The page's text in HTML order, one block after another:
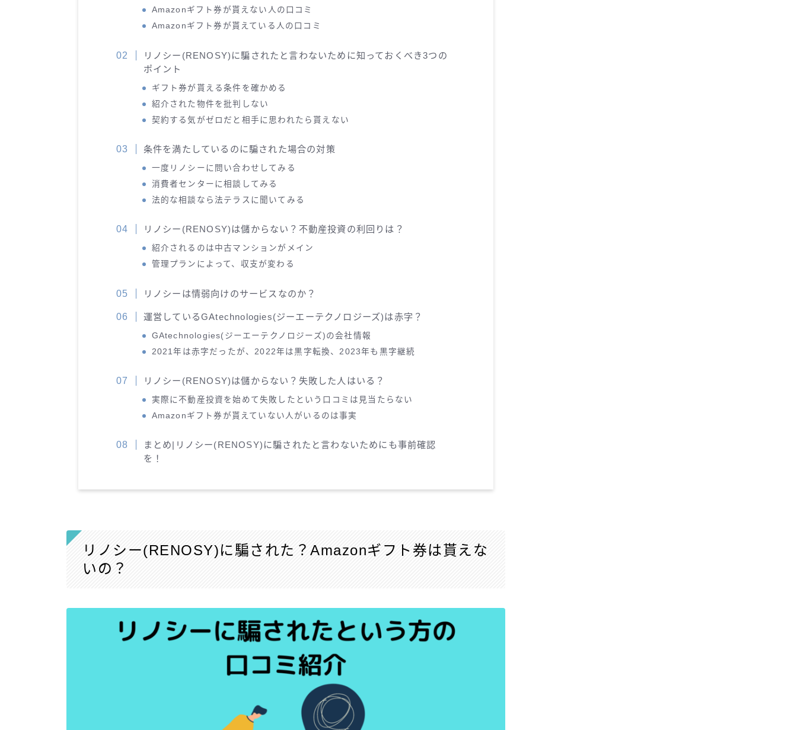
Amazonギフト券が貰えない人の口コミ
Amazonギフト券が貰えている人の口コミ
リノシー(RENOSY)に騙されたと言わないために知っておくべき3つの
ポイント
ギフト券が貰える条件を確かめる
紹介された物件を批判しない
契約する気がゼロだと相手に思われたら貰えない
条件を満たしているのに騙された場合の対策
一度リノシーに問い合わせしてみる
消費者センターに相談してみる
法的な相談なら法テラスに聞いてみる
リノシー(RENOSY)は儲からない？不動産投資の利回りは？
紹介されるのは中古マンションがメイン
管理プランによって、収支が変わる
リノシーは情弱向けのサービスなのか？
運営しているGAtechnologies(ジーエーテクノロジーズ)は赤字？
GAtechnologies(ジーエーテクノロジーズ)の会社情報
2021年は赤字だったが、2022年は黒字転換、2023年も黒字継続
リノシー(RENOSY)は儲からない？失敗した人はいる？
実際に不動産投資を始めて失敗したという口コミは見当たらない
Amazonギフト券が貰えていない人がいるのは事実
まとめ|リノシー(RENOSY)に騙されたと言わないためにも事前確認
を！
リノシー(RENOSY)に騙された？Amazonギフト券は貰えな
いの？